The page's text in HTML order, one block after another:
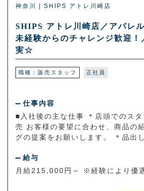
神奈川 | SHIPS アトレ川崎店
SHIPS アトレ川崎店／アパレ
未経験からのチャレンジ歓迎！
実☆
職種：販売スタッフ 正社員
仕事内容
■入社後の主な仕事 ＊店頭でのスタ
売 お客様の要望に合わせ、商品の
グの提案をお願いします。 ＊品出
給与
月給215,000円～ ※経験により優